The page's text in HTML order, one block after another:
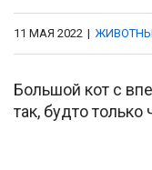
11 МАЯ 2022 |
Большой кот с
так, будто